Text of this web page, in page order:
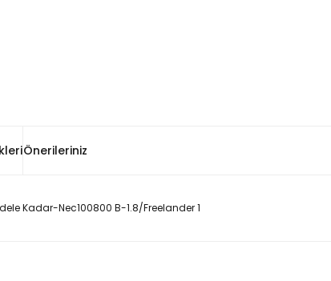
Önerileriniz
Kadar-Nec100800 B-1.8/Freelander 1